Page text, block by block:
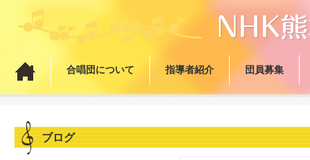
合唱団について 指導者紹介 団員募集
ブログ